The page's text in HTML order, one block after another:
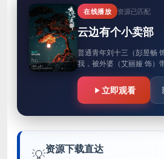
在线播放 资源已匹配
云边有个小卖部
普通青年刘十三（彭昱畅
我，被外婆（艾丽娅 饰）
小镇。童年好友程霜（周
刘十三度过了一段平静的
立即观看
💡资源下载直达